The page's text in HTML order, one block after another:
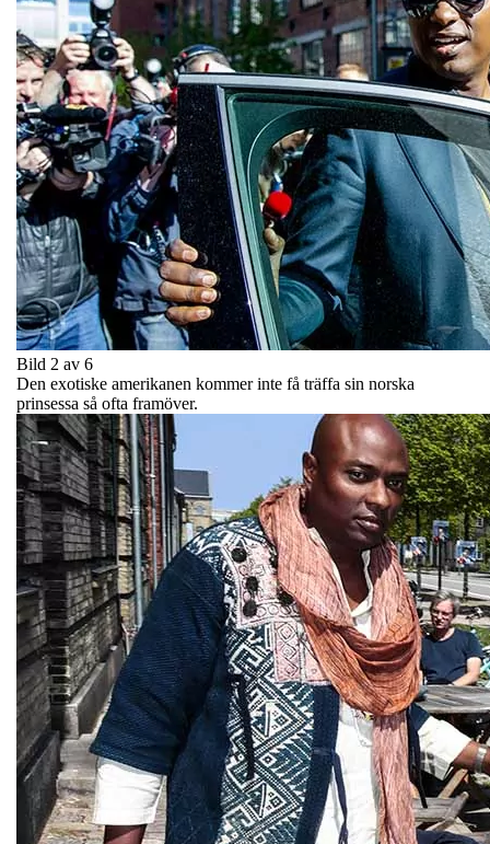
Bild 2 av 6
Den exotiske amerikanen kommer inte få träffa sin norska
prinsessa så ofta framöver.